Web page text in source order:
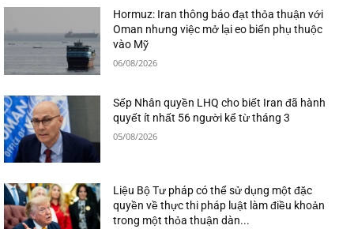
Hormuz: Iran thông báo đạt thỏa thuận với
Oman nhưng việc mở lại eo biển phụ thuộc
vào Mỹ
06/08/2026
Sếp Nhân quyền LHQ cho biết Iran đã hành
quyết ít nhất 56 người kể từ tháng 3
05/08/2026
Liệu Bộ Tư pháp có thể sử dụng một đặc
quyền về thực thi pháp luật làm điều khoản
trong một thỏa thuận dàn...